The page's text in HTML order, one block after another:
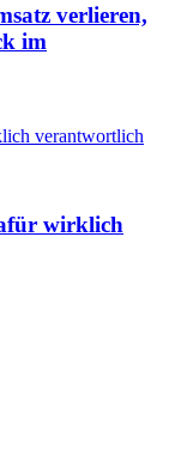
verlieren,
im
wirklich